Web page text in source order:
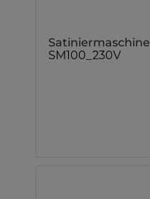
Satiniermaschine
SM100_230V